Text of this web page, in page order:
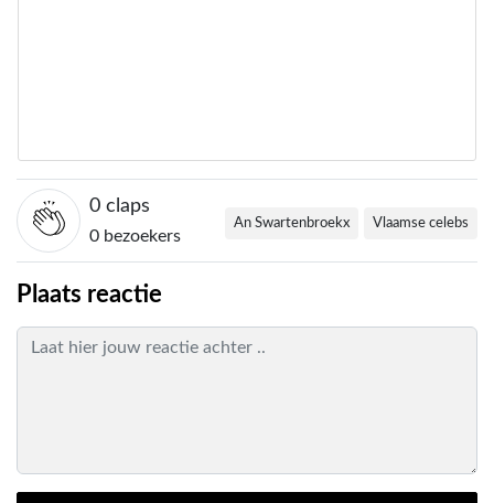
0 claps
0 bezoekers
An Swartenbroekx Vlaamse celebs
Plaats reactie